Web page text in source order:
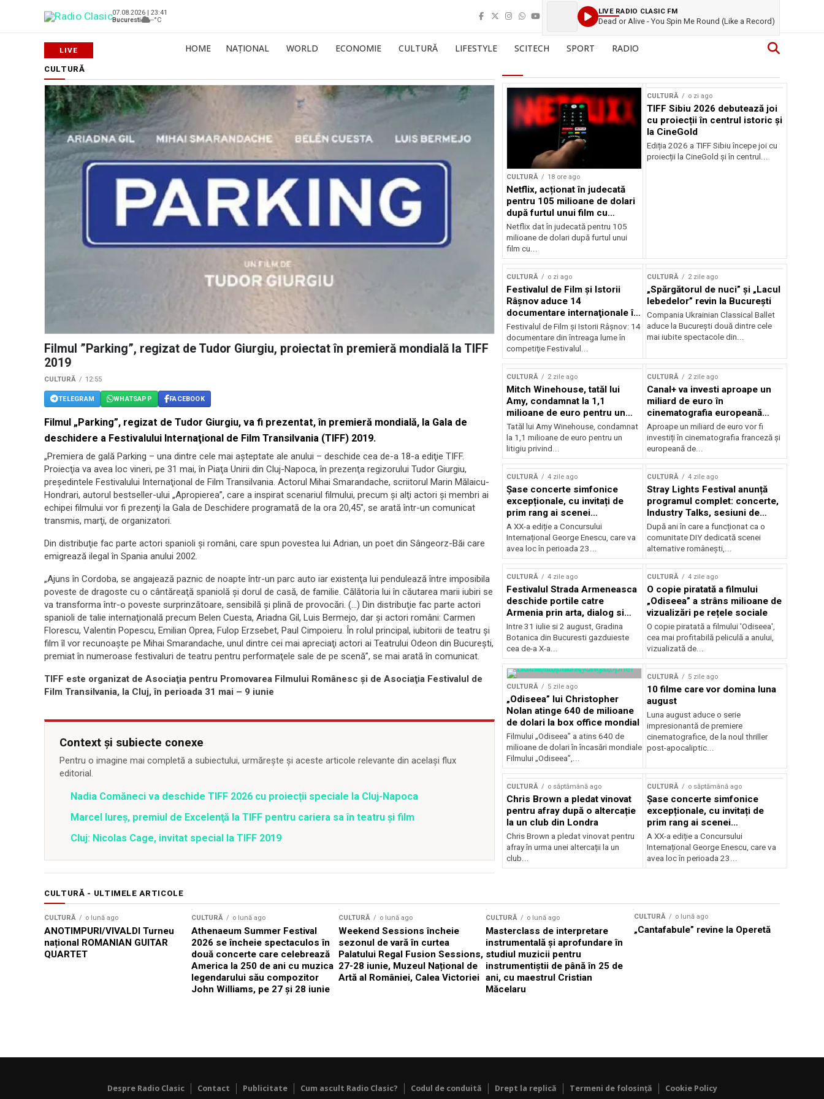
07.08.2026 | 23:41
Bucuresti
--°C
LIVE RADIO CLASIC FM
Dead or Alive - You Spin Me Round (Like a Record)
HOME NAȚIONAL WORLD ECONOMIE CULTURĂ LIFESTYLE SCITECH SPORT RADIO
CULTURĂ
Filmul ”Parking”, regizat de Tudor Giurgiu, proiectat în premieră mondială la TIFF
2019
CULTURĂ 12:55
TELEGRAM WHATSAPP FACEBOOK
Filmul „Parking”, regizat de Tudor Giurgiu, va fi prezentat, în premieră mondială, la Gala de
deschidere a Festivalului Internaţional de Film Transilvania (TIFF) 2019.
„Premiera de gală Parking – una dintre cele mai aşteptate ale anului – deschide cea de-a 18-a ediţie TIFF.
Proiecţia va avea loc vineri, pe 31 mai, în Piaţa Unirii din Cluj-Napoca, în prezenţa regizorului Tudor Giurgiu,
preşedintele Festivalului Internaţional de Film Transilvania. Actorul Mihai Smarandache, scriitorul Marin Mălaicu-
Hondrari, autorul bestseller-ului „Apropierea”, care a inspirat scenariul filmului, precum şi alţi actori şi membri ai
echipei filmului vor fi prezenţi la Gala de Deschidere programată de la ora 20,45″, se arată într-un comunicat
transmis, marţi, de organizatori.
Din distribuţie fac parte actori spanioli şi români, care spun povestea lui Adrian, un poet din Sângeorz-Băi care
emigrează ilegal în Spania anului 2002.
„Ajuns în Cordoba, se angajează paznic de noapte într-un parc auto iar existenţa lui pendulează între imposibila
poveste de dragoste cu o cântăreaţă spaniolă şi dorul de casă, de familie. Călătoria lui în căutarea marii iubiri se
va transforma într-o poveste surprinzătoare, sensibilă şi plină de provocări. (…) Din distribuţie fac parte actori
spanioli de talie internaţională precum Belen Cuesta, Ariadna Gil, Luis Bermejo, dar şi actori români: Carmen
Florescu, Valentin Popescu, Emilian Oprea, Fulop Erzsebet, Paul Cimpoieru. În rolul principal, iubitorii de teatru şi
film îl vor recunoaşte pe Mihai Smarandache, unul dintre cei mai apreciaţi actori ai Teatrului Odeon din Bucureşti,
premiat în numeroase festivaluri de teatru pentru performaţele sale de pe scenă”, se mai arată în comunicat.
TIFF este organizat de Asociaţia pentru Promovarea Filmului Românesc şi de Asociaţia Festivalul de
Film Transilvania, la Cluj, în perioada 31 mai – 9 iunie
Context și subiecte conexe
Pentru o imagine mai completă a subiectului, urmărește și aceste articole relevante din același flux
editorial.
Nadia Comăneci va deschide TIFF 2026 cu proiecții speciale la Cluj-Napoca
Marcel Iureş, premiul de Excelenţă la TIFF pentru cariera sa în teatru şi film
Cluj: Nicolas Cage, invitat special la TIFF 2019
CULTURĂ 18 ore ago
Netflix, acționat în judecată
pentru 105 milioane de dolari
după furtul unui film cu
Nicolas Cage
Netflix dat în judecată pentru 105
milioane de dolari după furtul unui
film cu...
CULTURĂ o zi ago
TIFF Sibiu 2026 debutează joi
cu proiecții în centrul istoric și
la CineGold
Ediția 2026 a TIFF Sibiu începe joi cu
proiecții la CineGold și în centrul...
CULTURĂ o zi ago
Festivalul de Film şi Istorii
Râşnov aduce 14
documentare internaţionale în
premieră
Festivalul de Film şi Istorii Râşnov: 14
documentare din întreaga lume în
competiţie Festivalul...
CULTURĂ 2 zile ago
„Spărgătorul de nuci” și „Lacul
lebedelor” revin la București
Compania Ukrainian Classical Ballet
aduce la București două dintre cele
mai iubite spectacole din...
CULTURĂ 2 zile ago
Mitch Winehouse, tatăl lui
Amy, condamnat la 1,1
milioane de euro pentru un
litigiu pierdut
Tatăl lui Amy Winehouse, condamnat
la 1,1 milioane de euro pentru un
litigiu privind...
CULTURĂ 2 zile ago
Canal+ va investi aproape un
miliard de euro în
cinematografia europeană
până în 2032
Aproape un miliard de euro vor fi
investiți în cinematografia franceză și
europeană de...
CULTURĂ 4 zile ago
Șase concerte simfonice
excepționale, cu invitați de
prim rang ai scenei
internaționale și ansambluri
orchestrale românești de
prestigiu, în programul
Concursului Enescu 2026
A XX-a ediție a Concursului
Internațional George Enescu, care va
avea loc în perioada 23...
CULTURĂ 4 zile ago
Stray Lights Festival anunță
programul complet: concerte,
Industry Talks, sesiuni de
audiție și noi opțiuni de
participare pentru public
După ani în care a funcționat ca o
comunitate DIY dedicată scenei
alternative românești,...
CULTURĂ 4 zile ago
Festivalul Strada Armeneasca
deschide portile catre
Armenia prin arta, dialog si
patrimoniu, intre 31 iulie si 2
august, la Gradina Botanica din
Bucuresti
Intre 31 iulie si 2 august, Gradina
Botanica din Bucuresti gazduieste
cea de-a X-a...
CULTURĂ 4 zile ago
O copie piratată a filmului
„Odiseea” a strâns milioane de
vizualizări pe rețele sociale
O copie piratată a filmului 'Odiseea',
cea mai profitabilă peliculă a anului,
vizualizată de...
CULTURĂ 5 zile ago
„Odiseea” lui Christopher
Nolan atinge 640 de milioane
de dolari la box office mondial
Filmului „Odiseea” a atins 640 de
milioane de dolari în încasări mondiale
Filmului „Odiseea”,...
CULTURĂ 5 zile ago
10 filme care vor domina luna
august
Luna august aduce o serie
impresionantă de premiere
cinematografice, de la noul thriller
post-apocaliptic...
CULTURĂ o săptămână ago
Chris Brown a pledat vinovat
pentru afray după o altercație
la un club din Londra
Chris Brown a pledat vinovat pentru
afray în urma unei altercații la un
club...
CULTURĂ o săptămână ago
Șase concerte simfonice
excepționale, cu invitați de
prim rang ai scenei
internaționale și ansambluri
orchestrale românești de
prestigiu, în programul
Concursului Enescu 2026
A XX-a ediție a Concursului
Internațional George Enescu, care va
avea loc în perioada 23...
CULTURĂ - ULTIMELE ARTICOLE
CULTURĂ o lună ago
ANOTIMPURI/VIVALDI Turneu
național ROMANIAN GUITAR
QUARTET
CULTURĂ o lună ago
Athenaeum Summer Festival
2026 se încheie spectaculos în
două concerte care celebrează
America la 250 de ani cu muzica
legendarului său compozitor
John Williams, pe 27 și 28 iunie
CULTURĂ o lună ago
Weekend Sessions încheie
sezonul de vară în curtea
Palatului Regal Fusion Sessions,
27-28 iunie, Muzeul Național de
Artă al României, Calea Victoriei
CULTURĂ o lună ago
Masterclass de interpretare
instrumentală și aprofundare în
studiul muzicii pentru
instrumentiștii de până în 25 de
ani, cu maestrul Cristian
Măcelaru
CULTURĂ o lună ago
„Cantafabule” revine la Operetă
Despre Radio Clasic Contact Publicitate Cum ascult Radio Clasic? Codul de conduită Drept la replică Termeni de folosință Cookie Policy